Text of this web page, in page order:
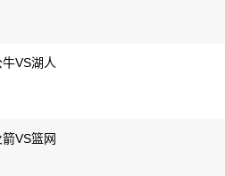
VS湖人
VS篮网